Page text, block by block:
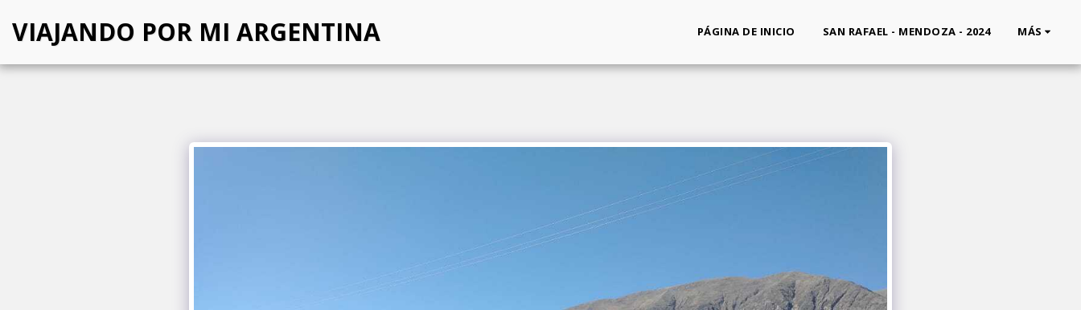
VIAJANDO POR MI ARGENTINA PÁGINA DE INICIO SAN RAFAEL - MENDOZA - 2024 MÁS